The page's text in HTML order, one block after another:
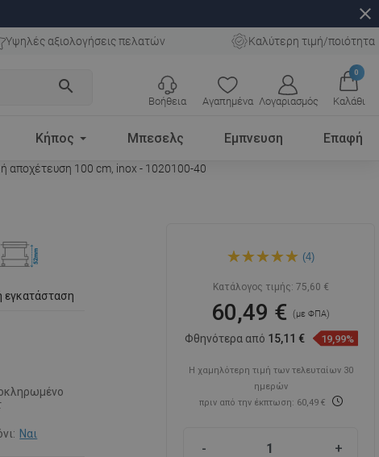
close
Υψηλές αξιολογήσεις πελατών Καλύτερη τιμή/ποιότητα
search
Αγαπημένα Λογαριασμός
0
Καλάθι
Βοήθεια
Κήπος Μπεσελς Εμπνευση Επαφή
αποχέτευση 100 cm, inox - 1020100-40
εγκατάσταση
Ναι
περιστρεφόμενη γραμμική
1020100-40
(4)
Κατάλογος τιμής: 75,60 €
60,49 €(με ΦΠΑ)
Φθηνότερα από 15,11 € 19,99%
Η χαμηλότερη τιμή των τελευταίων 30
ημερών
πριν από την έκπτωση: 60,49 €
- +